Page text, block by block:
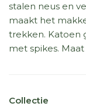
stalen neus en
maakt het
trekken. Katoen
met spikes. Maat
Collectie